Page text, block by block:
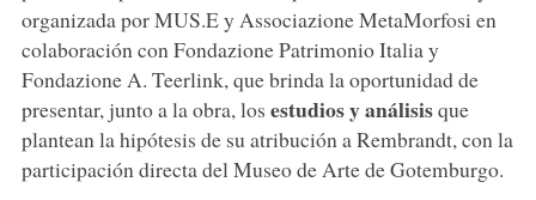
organizada por MUS.E y Associazione MetaMorfosi en
colaboración con Fondazione Patrimonio Italia y
Fondazione A. Teerlink, que brinda la oportunidad de
presentar, junto a la obra, los estudios y análisisque
plantean la hipótesis de su atribución a Rembrandt, con la
participación directa del Museo de Arte de Gotemburgo.